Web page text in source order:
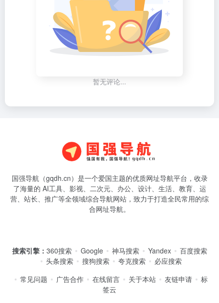
暂无评论...
国强导航（gqdh.cn）是一个爱国主题的优质网址导航平台，收录
了海量的 AI工具、影视、二次元、办公、设计、生活、教育、运
营、站长、推广等全领域综合导航网站，致力于打造全民常用的综
合网址导航。
搜索引擎： 360搜索 Google 神马搜索 Yandex
百度搜索
头条搜索
搜狗搜索 夸克搜索
必应搜索
常见问题
广告合作 在线留言 关于本站 友链申请
标
签云